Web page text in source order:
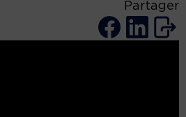
Partager